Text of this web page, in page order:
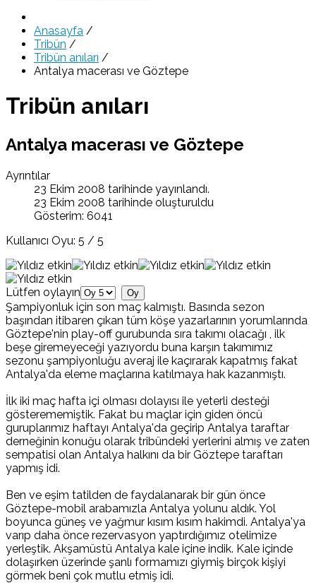
Anasayfa /
Tribün /
Tribün anıları /
Antalya macerası ve Göztepe
Tribün anıları
Antalya macerası ve Göztepe
Ayrıntılar
23 Ekim 2008 tarihinde yayınlandı.
23 Ekim 2008 tarihinde oluşturuldu
Gösterim: 6041
Kullanıcı Oyu: 5 / 5
Lütfen oylayın
Şampiyonluk için son maç kalmıştı. Basında sezon
başından itibaren çıkan tüm köşe yazarlarının yorumlarında
Göztepe'nin play-off gurubunda sıra takımı olacağı , ilk
beşe giremeyeceği yazıyordu buna karşın takımımız
sezonu şampiyonluğu averaj ile kaçırarak kapatmış fakat
Antalya'da eleme maçlarına katılmaya hak kazanmıştı.
İlk iki maç hafta içi olması dolayısı ile yeterli desteği
gösterememiştik. Fakat bu maçlar için giden öncü
guruplarımız haftayı Antalya'da geçirip Antalya taraftar
derneğinin konuğu olarak tribündeki yerlerini almış ve zaten
sempatisi olan Antalya halkını da bir Göztepe taraftarı
yapmış idi.
Ben ve eşim tatilden de faydalanarak bir gün önce
Göztepe-mobil arabamızla Antalya yolunu aldık. Yol
boyunca güneş ve yağmur kısım kısım hakimdi. Antalya'ya
varıp daha önce rezervasyon yaptırdığımız otelimize
yerleştik. Akşamüstü Antalya kale içine indik. Kale içinde
dolaşırken üzerinde şanlı formamızı giymiş birçok kişiyi
görmek beni çok mutlu etmiş idi.